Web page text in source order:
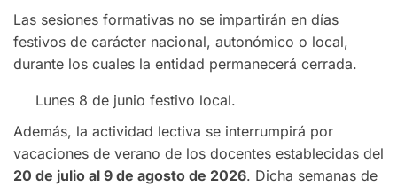
Las sesiones formativas no se impartirán en días
festivos de carácter nacional, autonómico o local,
durante los cuales la entidad permanecerá cerrada.
Lunes 8 de junio festivo local.
Además, la actividad lectiva se interrumpirá por
vacaciones de verano de los docentes establecidas del
20 de julio al 9 de agosto de 2026. Dicha semanas de